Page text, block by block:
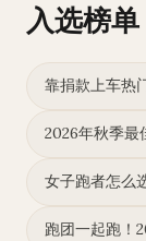
入选榜单
靠捐款上车热
2026年秋季最
女子跑者怎么
跑团一起跑！